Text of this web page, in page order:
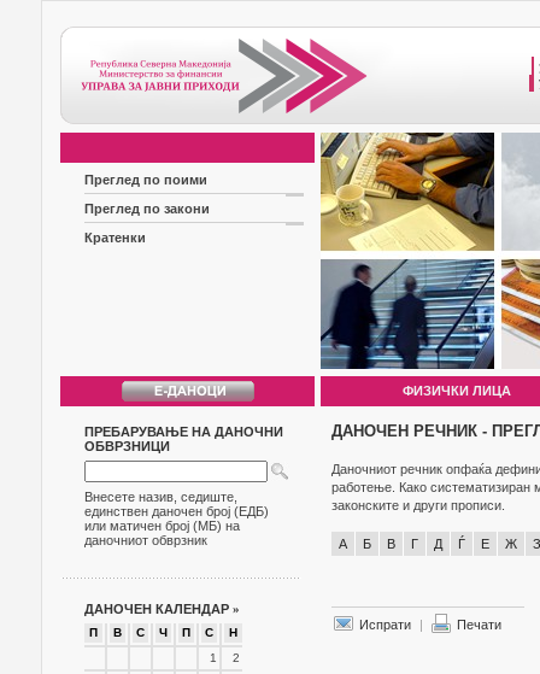
Преглед по поими
Преглед по закони
Кратенки
ФИЗИЧКИ ЛИЦА
ПРЕБАРУВАЊЕ НА ДАНОЧНИ
ОБВРЗНИЦИ
Внесете назив, седиште,
единствен даночен број (ЕДБ)
или матичен број (МБ) на
даночниот обврзник
ДАНОЧЕН КАЛЕНДАР »
П В С Ч П С
Н
1
2
ДАНОЧЕН РЕЧНИК -
Даночниот речник опфаќа
работење. Како систематизиран
законските и други прописи.
А Б В Г Д Ѓ Е Ж З
Испрати | Печати